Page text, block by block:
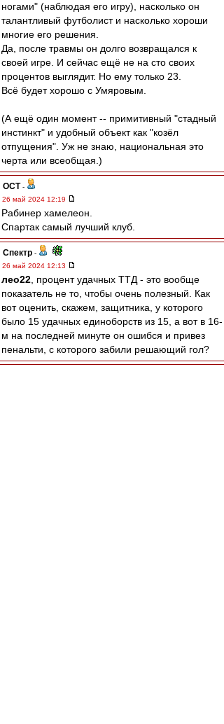
ногами" (наблюдая его игру), насколько он
талантливый футболист и насколько хороши
многие его решения.
Да, после травмы он долго возвращался к
своей игре. И сейчас ещё не на сто своих
процентов выглядит. Но ему только 23.
Всё будет хорошо с Умяровым.
(А ещё один момент -- примитивный "стадный
инстинкт" и удобный объект как "козёл
отпущения". Уж не знаю, национальная это
черта или всеобщая.)
ОСТ -
26 май 2024 12:19
Рабинер хамелеон.
Спартак самый лучший клуб.
Спектр -
26 май 2024 12:13
лео22 , процент удачных ТТД - это вообще
показатель не то, чтобы очень полезный. Как
вот оценить, скажем, защитника, у которого
было 15 удачных единоборств из 15, а вот в 16-
м на последней минуте он ошибся и привез
пенальти, с которого забили решающий гол?